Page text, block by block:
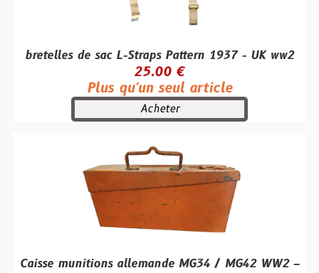
bretelles de sac L-Straps Pattern 1937 - UK ww2
25.00 €
Plus qu'un seul article
Acheter
Caisse munitions allemande MG34 / MG42 WW2 –